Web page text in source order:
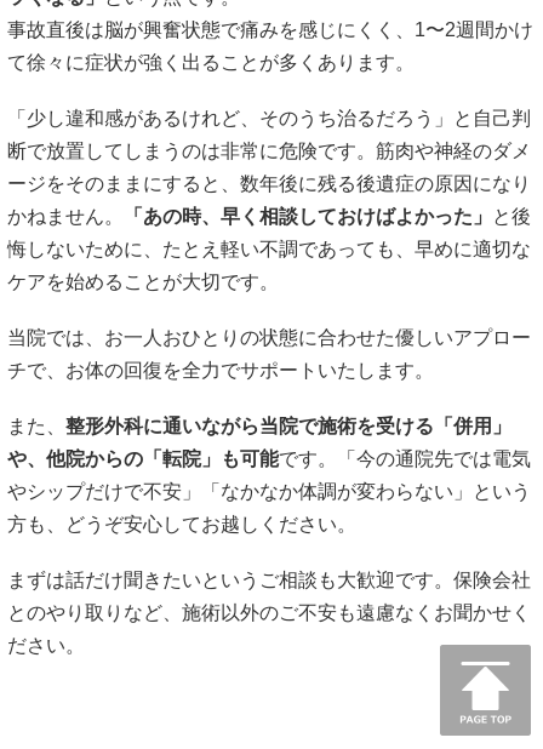
事故直後は脳が興奮状態で痛みを感じにくく、1〜2週間かけ
て徐々に症状が強く出ることが多くあります。
「少し違和感があるけれど、そのうち治るだろう」と自己判
断で放置してしまうのは非常に危険です。筋肉や神経のダメ
ージをそのままにすると、数年後に残る後遺症の原因になり
かねません。
「あの時、早く相談しておけばよかった」
と後
悔しないために、たとえ軽い不調であっても、早めに適切な
ケアを始めることが大切です。
当院では、お一人おひとりの状態に合わせた優しいアプロー
チで、お体の回復を全力でサポートいたします。
また、 整形外科に通いながら当院で施術を受ける「併用」
や、他院からの「転院」も可能です。「今の通院先では電気
やシップだけで不安」「なかなか体調が変わらない」という
方も、どうぞ安心してお越しください。
まずは話だけ聞きたいというご相談も大歓迎です。保険会社
とのやり取りなど、施術以外のご不安も遠慮なくお聞かせく
ださい。